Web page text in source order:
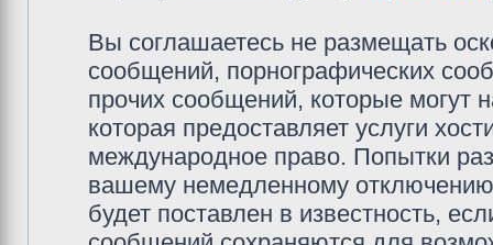
Вы соглашаетесь не размещать
сообщений, порнографических
прочих сообщений, которые могут
которая предоставляет услуги
международное право. Попытки
вашему немедленному
будет поставлен в известность,